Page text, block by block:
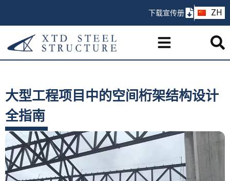
下载宣传册 ZH
PT
大型工程项目中的空间桁架结构设计
全指南